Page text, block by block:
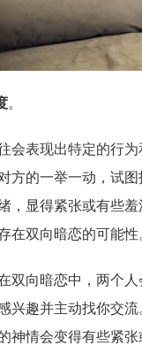
。
会表现出特定的行
方的一举一动，试
，显得紧张或有些
在双向暗恋的可能性
双向暗恋中，两个
兴趣并主动找你交
神情会变得有些紧